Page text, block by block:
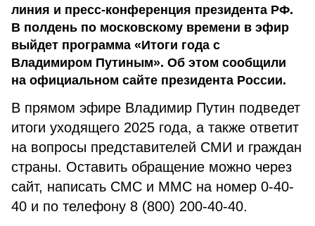
линия и пресс-конференция президента РФ.
В полдень по московскому времени в эфир
выйдет программа «Итоги года с
Владимиром Путиным». Об этом сообщили
на официальном сайте президента России.
В прямом эфире Владимир Путин подведет
итоги уходящего 2025 года, а также ответит
на вопросы представителей СМИ и граждан
страны. Оставить обращение можно через
сайт, написать СМС и ММС на номер 0-40-
40 и по телефону 8 (800) 200-40-40.